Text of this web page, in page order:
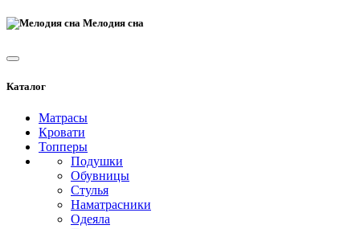
Мелодия сна
Каталог
Матрасы
Кровати
Топперы
Подушки
Обувницы
Стулья
Наматрасники
Одеяла